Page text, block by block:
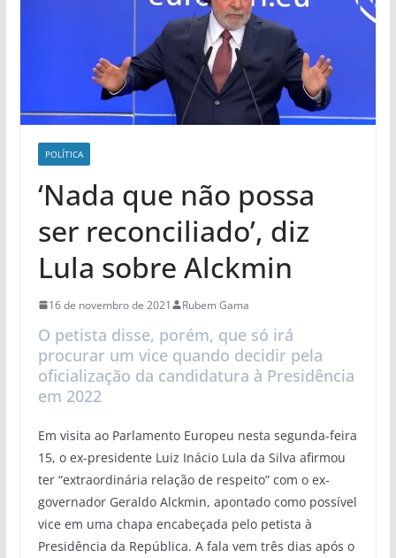
POLÍ­TICA
‘Nada que não possa
ser reconciliado’, diz
Lula sobre Alckmin
16 de novembro de 2021 Rubem Gama
O petista disse, porém, que só irá
procurar um vice quando decidir pela
oficialização da candidatura à Presidência
em 2022
Em visita ao Parlamento Europeu nesta segunda-feira
15, o ex-presidente Luiz Inácio Lula da Silva afirmou
ter “extraordinária relação de respeito” com o ex-
governador Geraldo Alckmin, apontado como possível
vice em uma chapa encabeçada pelo petista à
Presidência da República. A fala vem três dias após o